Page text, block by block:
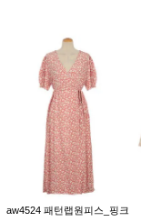
aw4524 패턴랩원피스_핑크